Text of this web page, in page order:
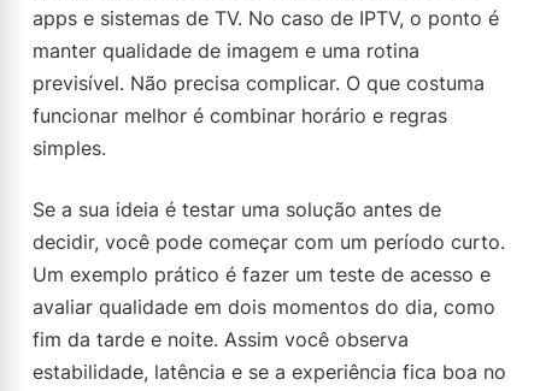
apps e sistemas de TV. No caso de IPTV, o ponto é
manter qualidade de imagem e uma rotina
previsível. Não precisa complicar. O que costuma
funcionar melhor é combinar horário e regras
simples.
Se a sua ideia é testar uma solução antes de
decidir, você pode começar com um período curto.
Um exemplo prático é fazer um teste de acesso e
avaliar qualidade em dois momentos do dia, como
fim da tarde e noite. Assim você observa
estabilidade, latência e se a experiência fica boa no